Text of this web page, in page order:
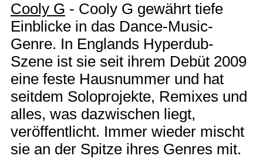
Cooly G - Cooly G gewährt tiefe
Einblicke in das Dance-Music-
Genre. In Englands Hyperdub-
Szene ist sie seit ihrem Debüt 2009
eine feste Hausnummer und hat
seitdem Soloprojekte, Remixes und
alles, was dazwischen liegt,
veröffentlicht. Immer wieder mischt
sie an der Spitze ihres Genres mit.